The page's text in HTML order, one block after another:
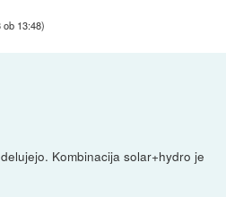
ob 13:48)
Kombinacija solar+hydro je